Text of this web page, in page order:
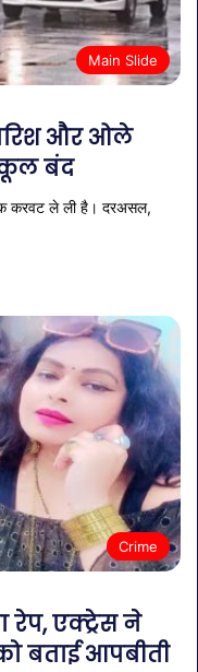
Main Slide
और ओले
बंद
करवट ले ली है। दरअसल,
Crime
रेप, एक्ट्रेस ने
बताई आपबीती